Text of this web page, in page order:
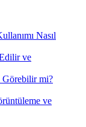
Nasıl
ve
Görebilir mi?
ve